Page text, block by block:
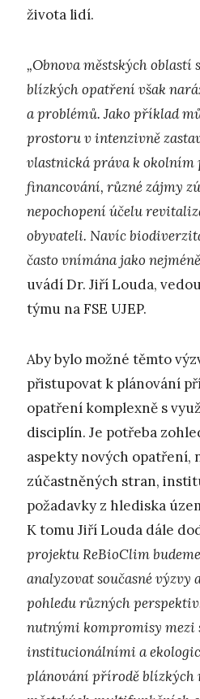
života lidí.
„Obnova městských
blízkých opatření však
a problémů. Jako příklad
prostoru v intenzivně
vlastnická práva k okolním
financování, různé zájmy
nepochopení účelu
obyvateli. Navíc
často vnímána jako
uvádí Dr. Jiří Louda,
týmu na FSE UJEP.
Aby bylo možné těmto
přistupovat k plánování
opatření komplexně s
disciplín. Je potřeba
aspekty nových opatření,
zúčastněných stran,
požadavky z hlediska
K tomu Jiří Louda dále
projektu ReBioClim
analyzovat současné
pohledu různých
nutnými kompromisy mezi
institucionálními a
plánování přírodě